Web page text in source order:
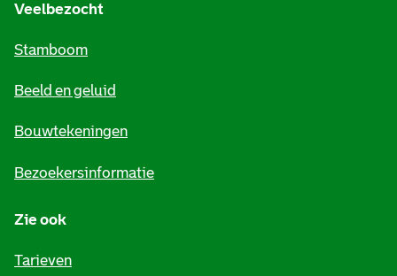
Veelbezocht
Stamboom
Beeld en geluid
Bouwtekeningen
Bezoekersinformatie
Zie ook
Tarieven